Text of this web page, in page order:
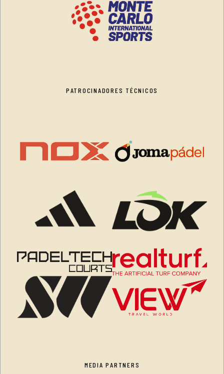
PATROCINADORES TÉCNICOS
MEDIA PARTNERS